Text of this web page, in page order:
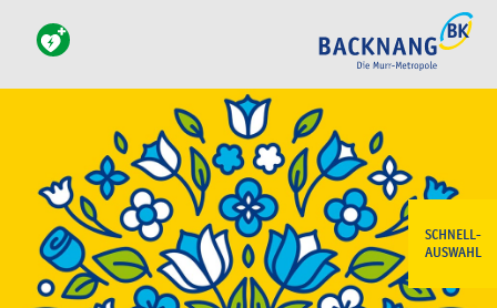
SCHNELL-
AUSWAHL